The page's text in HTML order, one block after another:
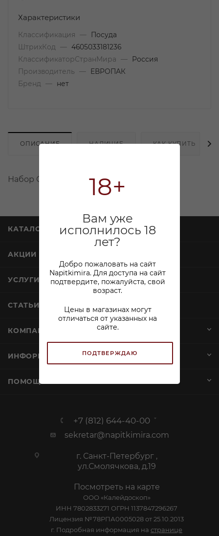
18+
Вам уже
исполнилось 18
лет?
Добро пожаловать на сайт
Napitkimira. Для доступа на сайт
подтвердите, пожалуйста, свой
возраст.
Цены в магазинах могут
отличаться от указанных на
сайте.
ПОДТВЕРЖДАЮ
Характеристики
Классификация —
Посуда
ШтрихКод
— 4605033181236
КлассификаторСтранМира
—
Россия
Производитель
—
ЕВРОПАК
Бренд
— нет
ОПИСАНИЕ НАЛИЧИЕ КАК КУПИТЬ
Набор Стакан 200мл 12 шт одноразовый
КАТАЛОГ
АКЦИИ
УСЛУГИ
СТАТЬИ
КОМПАНИЯ
ИНФОРМАЦИЯ
ПОМОЩЬ И СЕРВИСЫ
+7 (812) 644-40-00
sekretar@napitkimira.com
г. Санкт-Петербург ,
ул.Смолячкова, д.19
Посмотреть на карте
ООО «Калейдоскоп»
ИНН 7802833271 ОГРН 1137847296267
Лицензия №78РПА0005028 от 25.10.2013
г. Подробная информация на странице